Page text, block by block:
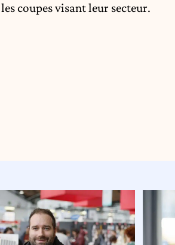
coupes visant leur secteur.